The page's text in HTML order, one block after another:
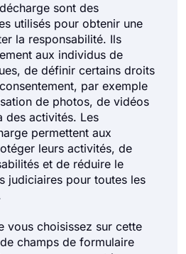
sont des
utilisés pour obtenir une
la responsabilité. Ils
aux individus de
de définir certains droits
par exemple
de photos, de vidéos
des activités. Les
permettent aux
leurs activités, de
et de réduire le
judiciaires pour toutes les
vous choisissez sur cette
champs de formulaire